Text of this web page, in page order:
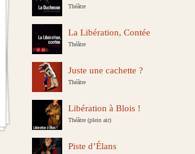
Théâtre
La Libération, Contée
Théâtre
Juste une cachette ?
Théâtre
Libération à Blois !
Théâtre (plein air)
Piste d’Élans